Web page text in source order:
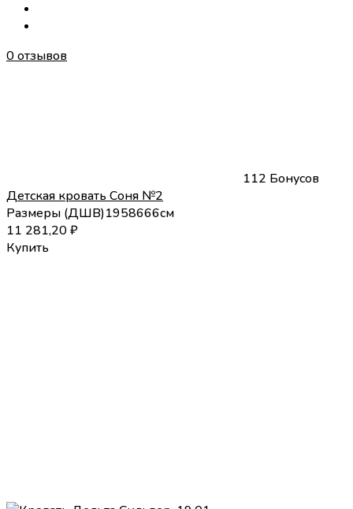
0 отзывов
112 Бонусов
Детская кровать Соня №2
Размеры (ДШВ)1958666см
11 281,20₽
Купить